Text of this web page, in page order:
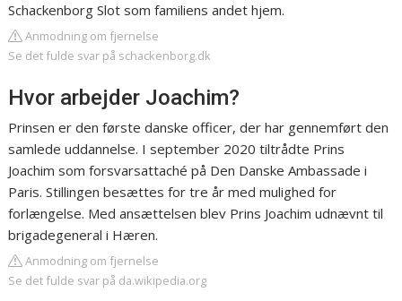
Schackenborg Slot som familiens andet hjem.
Anmodning om fjernelse
Se det fulde svar på schackenborg.dk
Hvor arbejder Joachim?
Prinsen er den første danske officer, der har gennemført den
samlede uddannelse. I september 2020 tiltrådte Prins
Joachim som forsvarsattaché på Den Danske Ambassade i
Paris. Stillingen besættes for tre år med mulighed for
forlængelse. Med ansættelsen blev Prins Joachim udnævnt til
brigadegeneral i Hæren.
Anmodning om fjernelse
Se det fulde svar på da.wikipedia.org